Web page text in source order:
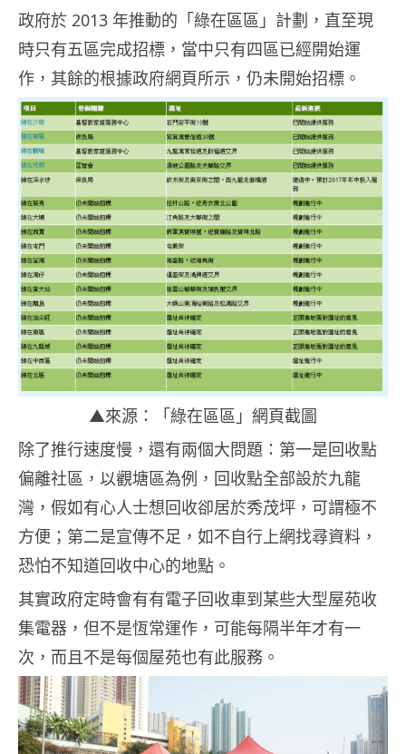
政府於 2013 年推動的「綠在區區」計劃，直至現
時只有五區完成招標，當中只有四區已經開始運
作，其餘的根據政府網頁所示，仍未開始招標。
▲來源：「綠在區區」網頁截圖
除了推行速度慢，還有兩個大問題：第一是回收點
偏離社區，以觀塘區為例，回收點全部設於九龍
灣，假如有心人士想回收卻居於秀茂坪，可謂極不
方便；第二是宣傳不足，如不自行上網找尋資料，
恐怕不知道回收中心的地點。
其實政府定時會有有電子回收車到某些大型屋苑收
集電器，但不是恆常運作，可能每隔半年才有一
次，而且不是每個屋苑也有此服務。